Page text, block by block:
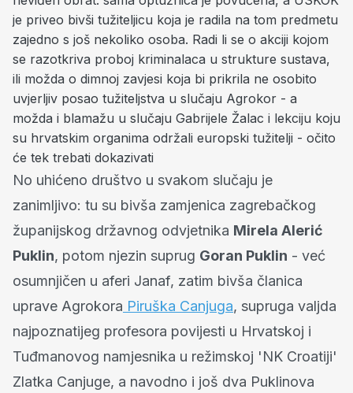
je priveo bivši tužiteljicu koja je radila na tom predmetu
zajedno s još nekoliko osoba. Radi li se o akciji kojom
se razotkriva proboj kriminalaca u strukture sustava,
ili možda o dimnoj zavjesi koja bi prikrila ne osobito
uvjerljiv posao tužiteljstva u slučaju Agrokor - a
možda i blamažu u slučaju Gabrijele Žalac i lekciju koju
su hrvatskim organima održali europski tužitelji - očito
će tek trebati dokazivati
No uhićeno društvo u svakom slučaju je
zanimljivo: tu su bivša zamjenica zagrebačkog
županijskog državnog odvjetnika Mirela Alerić
Puklin, potom njezin suprug Goran Puklin - već
osumnjičen u aferi Janaf, zatim bivša članica
uprave Agrokora Piruška Canjuga, supruga valjda
najpoznatijeg profesora povijesti u Hrvatskoj i
Tuđmanovog namjesnika u režimskoj 'NK Croatiji'
Zlatka Canjuge, a navodno i još dva Puklinova